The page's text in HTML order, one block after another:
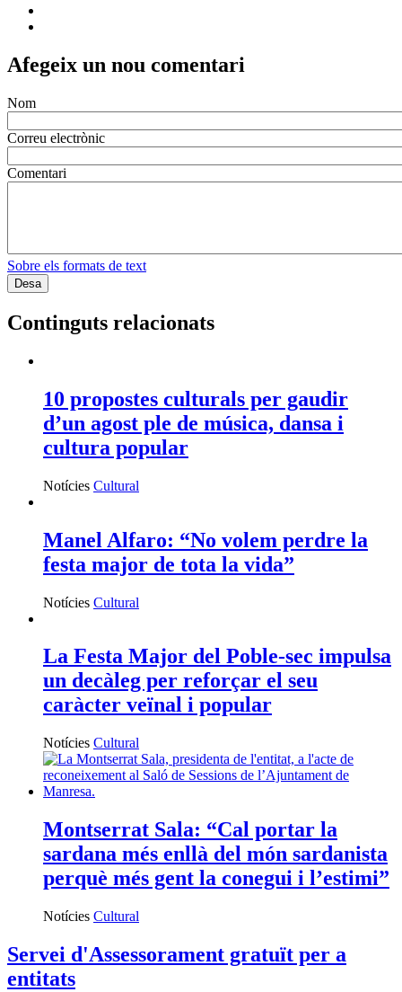
Afegeix un nou comentari
Nom
Correu electrònic
Comentari
Sobre els formats de text
Continguts relacionats
10 propostes culturals per gaudir
d’un agost ple de música, dansa i
cultura popular
Notícies Cultural
Manel Alfaro: “No volem perdre la
festa major de tota la vida”
Notícies Cultural
La Festa Major del Poble-sec impulsa
un decàleg per reforçar el seu
caràcter veïnal i popular
Notícies Cultural
Montserrat Sala: “Cal portar la
sardana més enllà del món sardanista
perquè més gent la conegui i l’estimi”
Notícies Cultural
Servei d'Assessorament gratuït per a
entitats